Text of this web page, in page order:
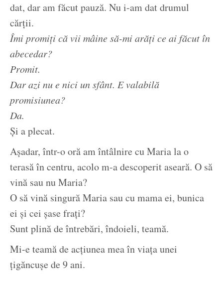
dat, dar am făcut pauză. Nu i-am dat drumul
cărții.
Îmi promiți că vii mâine să-mi arăți ce ai făcut în
abecedar?
Promit.
Dar azi nu e nici un sfânt. E valabilă
promisiunea?
Da.
Și a plecat.
Așadar, într-o oră am întâlnire cu Maria la o
terasă în centru, acolo m-a descoperit aseară. O să
vină sau nu Maria?
O să vină singură Maria sau cu mama ei, bunica
ei și cei șase frați?
Sunt plină de întrebări, îndoieli, teamă.
Mi-e teamă de acțiunea mea în viața unei
țigăncușe de 9 ani.